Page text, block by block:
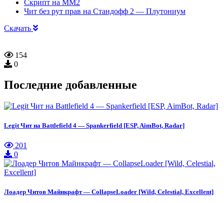
Скрипт на ММ2
Чит без рут прав на Стандофф 2 — Плутониум
Скачать
154
0
Последние добавленные
Legit Чит на Battlefield 4 — Spankerfield [ESP, AimBot, Radar]
201
0
Лоадер Читов Майнкрафт — CollapseLoader [Wild, Celestial, Excellent]